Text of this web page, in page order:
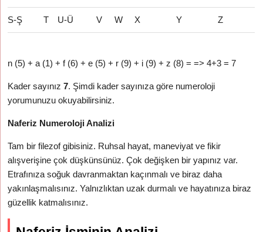
S-Ş T U-Ü V W X Y Z
n (5) + a (1) + f (6) + e (5) + r (9) + i (9) + z (8) = => 4+3 = 7
Kader sayınız7. Şimdi kader sayınıza göre numeroloji
yorumunuzu okuyabilirsiniz.
Naferiz Numeroloji Analizi
Tam bir filezof gibisiniz. Ruhsal hayat, maneviyat ve fikir
alışverişine çok düşkünsünüz. Çok değişken bir yapınız var.
Etrafınıza soğuk davranmaktan kaçınmalı ve biraz daha
yakınlaşmalısınız. Yalnızlıktan uzak durmalı ve hayatınıza biraz
güzellik katmalısınız.